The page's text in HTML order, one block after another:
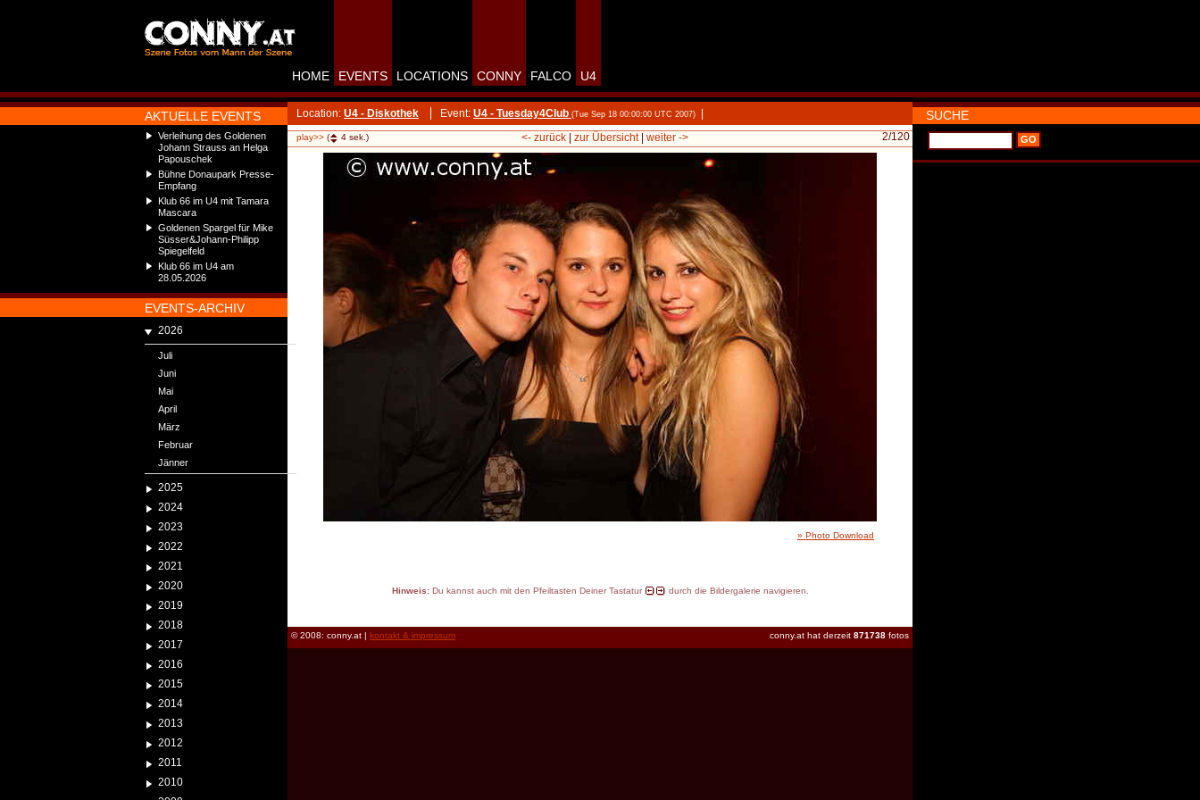
AKTUELLE EVENTS
Verleihung des Goldenen
Johann Strauss an Helga
Papouschek
Bühne Donaupark Presse-
Empfang
Klub 66 im U4 mit Tamara
Mascara
Goldenen Spargel für Mike
Süsser&Johann-Philipp
Spiegelfeld
Klub 66 im U4 am
28.05.2026
EVENTS-ARCHIV
2026
Juli
Juni
Mai
April
März
Februar
Jänner
2025
2024
2023
2022
2021
2020
2019
2018
2017
2016
2015
2014
2013
2012
2011
2010
HOME EVENTS LOCATIONS CONNY FALCO U4
Location: U4 - Diskothek Event: U4 - Tuesday4Club (Tue Sep 18 00:00:00 UTC 2007)
play>> ( 4 sek.) 2/120
<- zurück| zur Übersicht| weiter ->
» Photo Download
Hinweis:Du kannst auch mit den Pfeiltasten Deiner Tastatur durch die Bildergalerie navigieren.
conny.at hat derzeit 871738 fotos
© 2008: conny.at | kontakt & impressum
SUCHE